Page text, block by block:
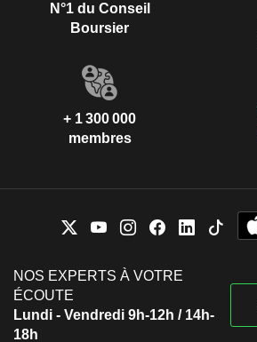
N°1 du Conseil
Boursier
+ 1 300 000
membres
NOS EXPERTS À VOTRE
ÉCOUTE
Lundi - Vendredi 9h-12h / 14h-
18h